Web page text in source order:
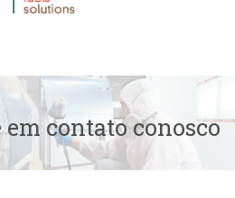
contato conosco